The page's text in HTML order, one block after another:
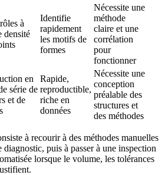
à
densité
Identifie
rapidement
les motifs de
formes
Nécessite une
méthode
claire et une
corrélation
pour
fonctionner
en
série de
et de
Rapide,
reproductible,
riche en
données
Nécessite une
conception
préalable des
structures et
des méthodes
à recourir à des méthodes manuelles
puis à passer à une inspection
lorsque le volume, les tolérances